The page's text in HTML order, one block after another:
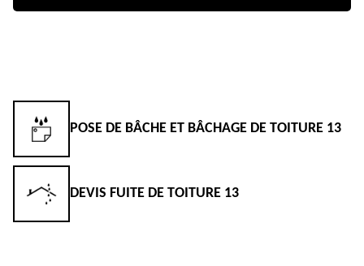
POSE DE BÂCHE ET BÂCHAGE DE TOITURE 13
DEVIS FUITE DE TOITURE 13